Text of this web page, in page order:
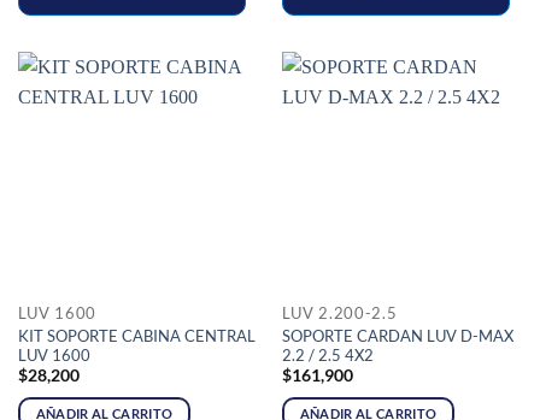
LUV 1600
KIT SOPORTE CABINA CENTRAL
LUV 1600
$28,200
AÑADIR AL CARRITO
LUV 2.200-2.5
SOPORTE CARDAN LUV D-MAX
2.2 / 2.5 4X2
$161,900
AÑADIR AL CARRITO